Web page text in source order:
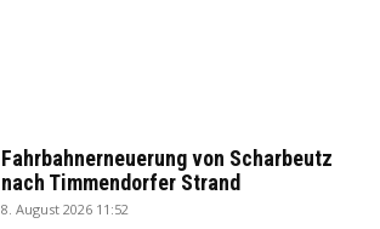
Fahrbahnerneuerung von Scharbeutz
nach Timmendorfer Strand
8. August 2026 11:52